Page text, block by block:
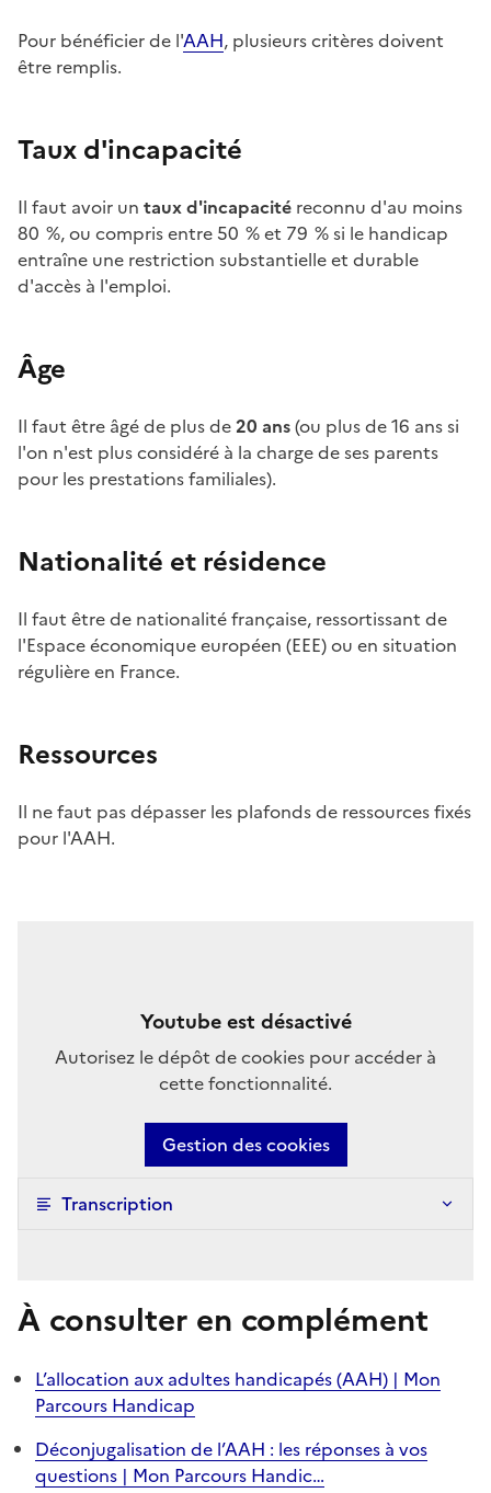
Pour bénéficier de l'AAH, plusieurs critères doivent
être remplis.
Taux d'incapacité
Il faut avoir un taux d'incapacité reconnu d'au moins
80 %, ou compris entre 50 % et 79 % si le handicap
entraîne une restriction substantielle et durable
d'accès à l'emploi.
Âge
Il faut être âgé de plus de20 ans(ou plus de 16 ans si
l'on n'est plus considéré à la charge de ses parents
pour les prestations familiales).
Nationalité et résidence
Il faut être de nationalité française, ressortissant de
l'Espace économique européen (EEE) ou en situation
régulière en France.
Ressources
Il ne faut pas dépasser les plafonds de ressources fixés
pour l'AAH.
Youtube est désactivé
Autorisez le dépôt de cookies pour accéder à
cette fonctionnalité.
Gestion des cookies
Transcription
À consulter en complément
L’allocation aux adultes handicapés (AAH) | Mon
Parcours Handicap
Déconjugalisation de l’AAH : les réponses à vos
questions | Mon Parcours Handic…